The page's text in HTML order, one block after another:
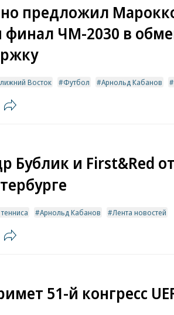
предложил
финал ЧМ-2030 в
Восток Футбол Арнольд Кабанов
Бублик и First&Red
Арнольд Кабанов Лента новостей
51-й конгресс